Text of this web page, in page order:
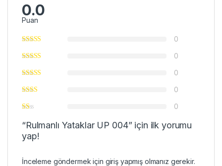
0.0
Puan
0
0
0
0
0
“Rulmanlı Yataklar UP 004” için ilk yorumu
yap!
İnceleme göndermek için girişyapmış olmanız gerekir.